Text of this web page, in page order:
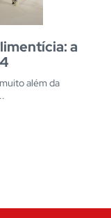
a
além da